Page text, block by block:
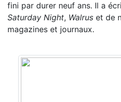
fini par durer neuf ans. Il a
Saturday Night, Walrus et de
magazines et journaux.